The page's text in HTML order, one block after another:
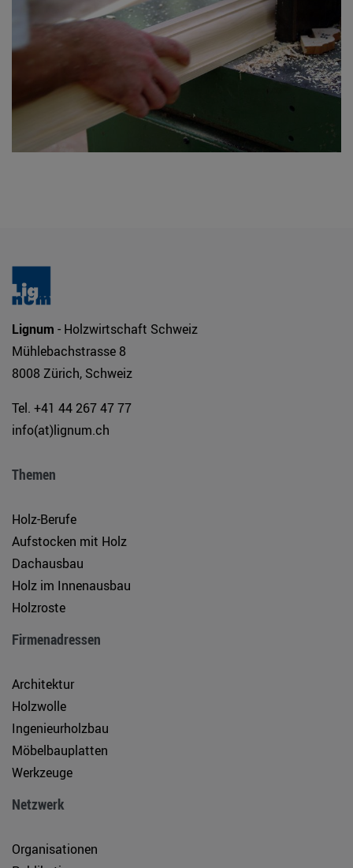
Lignum - Holzwirtschaft Schweiz
Mühlebachstrasse 8
8008 Zürich, Schweiz
Tel. +41 44 267 47 77
info(at)lignum.ch
Themen
Holz-Berufe
Aufstocken mit Holz
Dachausbau
Holz im Innenausbau
Holzroste
Firmenadressen
Architektur
Holzwolle
Ingenieurholzbau
Möbelbauplatten
Werkzeuge
Netzwerk
Organisationen